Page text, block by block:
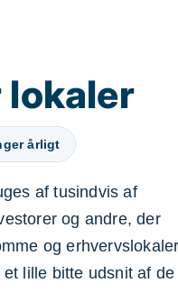
lokaler
årligt
af tusindvis af
og andre, der
og erhvervslokaler
lille bitte udsnit af de